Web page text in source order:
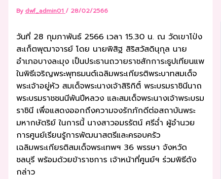
By dwf_admin01 / 28/02/2566
วันที่ 28 กุมภาพันธ์ 2566 เวลา 15.30 น. ณ วัดเขาโป่ง
สะเก็ตพุฒาจารย์ โดย นายพิสิฐ สิริสวัสดินุกุล นาย
อำเภอบางละมุง เป็นประธานถวายราชสักการะธูปเทียนแพ
ในพิธีเจริญพระพุทธมนต์เฉลิมพระเกียรติพระบาทสมเด็จ
พระเจ้าอยู่หัว สมเด็จพระนางเจ้าสิริกิติ์ พระบรมราชินีนาถ
พระบรมราชชนนีพันปีหลวง และสมเด็จพระนางเจ้าพระบรม
ราชินี เพื่อแสดงออกถึงความจงรักภักดีต่อสถาบันพระ
มหากษัตริย์ ในการนี้ นางสาวอมรรัตน์ ศรีฉ่ำ ผู้อำนวย
การศูนย์เรียนรู้การพัฒนาสตรีและครอบครัว
เฉลิมพระเกียรติสมเด็จพระเทพฯ 36 พรรษา จังหวัด
ชลบุรี พร้อมด้วยข้าราชการ เจ้าหน้าที่ศูนย์ฯ ร่วมพิธีดัง
กล่าว